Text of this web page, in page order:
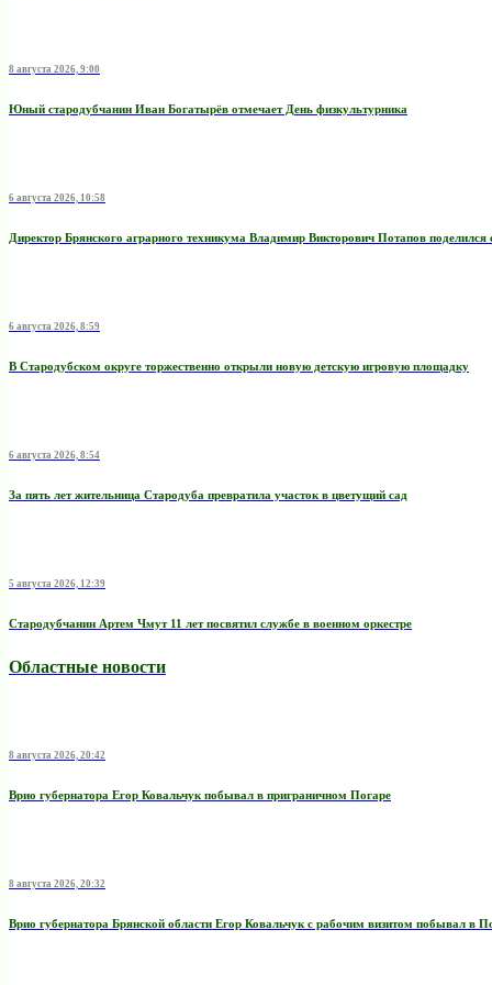
8 августа 2026, 9:00
Юный стародубчанин Иван Богатырёв отмечает День физкультурника
6 августа 2026, 10:58
Директор Брянского аграрного техникума Владимир Викторович Потапов
6 августа 2026, 8:59
В Стародубском округе торжественно открыли новую детскую игровую площадку
6 августа 2026, 8:54
За пять лет жительница Стародуба превратила участок в цветущий сад
5 августа 2026, 12:39
Стародубчанин Артем Чмут 11 лет посвятил службе в военном оркестре
Областные новости
8 августа 2026, 20:42
Врио губернатора Егор Ковальчук побывал в приграничном Погаре
8 августа 2026, 20:32
Врио губернатора Брянской области Егор Ковальчук с рабочим визитом побывал в